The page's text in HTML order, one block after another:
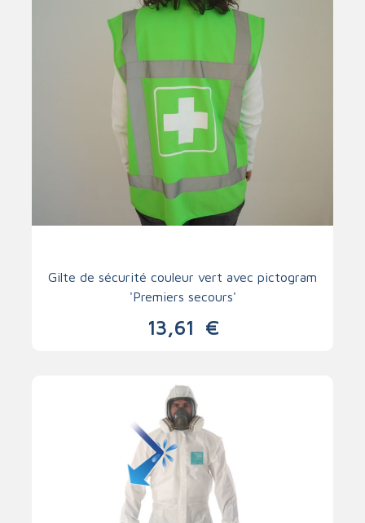
Gilte de sécurité couleur vert avec pictogram
'Premiers secours'
13,61 €